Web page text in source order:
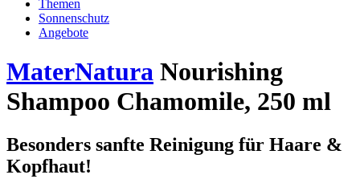
Themen
Sonnenschutz
Angebote
MaterNatura Nourishing
Shampoo Chamomile, 250 ml
Besonders sanfte Reinigung für Haare &
Kopfhaut!